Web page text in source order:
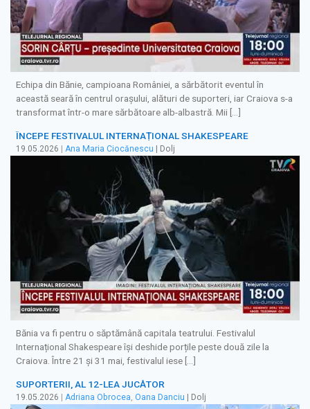
Echipa din Bănie, campioana României, a sărbătorit eventul în
această seară în centrul orașului, alături de suporteri, iar Craiova s-a
transformat într-o mare sărbătoare alb-albastră. Mii […]
ÎNCEPE FESTIVALUL INTERNAȚIONAL SHAKESPEARE
19.05.2026 Ana Maria Ciocănescu | Dolj
Bănia va fi pentru o săptămână capitala teatrului. Festivalul
Internațional Shakespeare își deshide porțile peste două zile la
Craiova. Între 21 și 31 mai, festivalul iese […]
SUPORTERII, AL 12-LEA JUCĂTOR
19.05.2026 Adriana Obrocea, Oana Danciu | Dolj